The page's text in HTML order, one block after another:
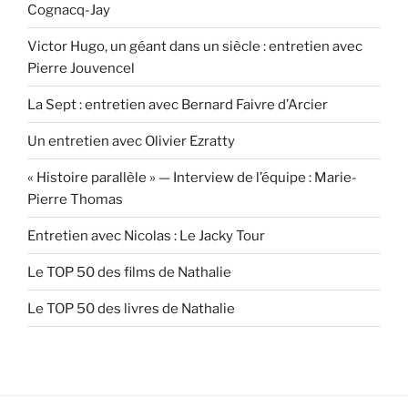
Cognacq-Jay
Victor Hugo, un géant dans un siècle : entretien avec
Pierre Jouvencel
La Sept : entretien avec Bernard Faivre d’Arcier
Un entretien avec Olivier Ezratty
« Histoire parallèle » — Interview de l’équipe : Marie-
Pierre Thomas
Entretien avec Nicolas : Le Jacky Tour
Le TOP 50 des films de Nathalie
Le TOP 50 des livres de Nathalie